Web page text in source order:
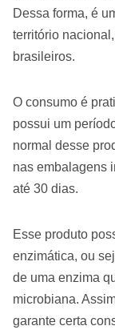
Dessa forma, é
território
brasileiros.
O consumo é
possui um
normal desse
nas embalagens
até 30 dias.
Esse produto
enzimática, ou
de uma enzima
microbiana.
garante certa